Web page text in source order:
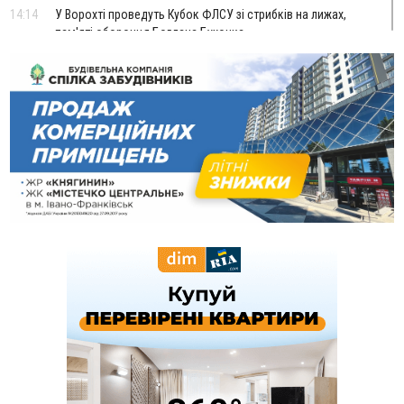
14:14
У Ворохті проведуть Кубок ФЛСУ зі стрибків на лижах,
пам'яті оборонця Богдана Бухонка
На Калущині розшукали чоловіка, який три дні
блукав у лісі
13:14
Боднар розповів про реакцію влади Польщі на атаки на
українців та про зміни після 23 серпня
12:31
ВІДЕО "Едельвейси" щемливо привітали рідну Коломию з
Днем міста
11:55
Вчора у Франківську, Коломиї, Долині та Яремче
зафіксували рекордну спеку
11:45
У Надвірній п'яна жінка побила малолітнього хлопчика: суд
У басейні Дністра встановилася гідрологічна посуха - рівні
води наблизилися до найнижчих показників
У Бурштині поблизу АЗС сталася масова бійка, поліція
з'ясовує обставини
ФОП із Житомира після купівлі права вимоги за 120
тисяч позивається до Франківська на понад 20 млн грн
У горах біля Осмолоди за допомогою БПЛА розшукали
двох жінок, які заблукали під час збирання ягід